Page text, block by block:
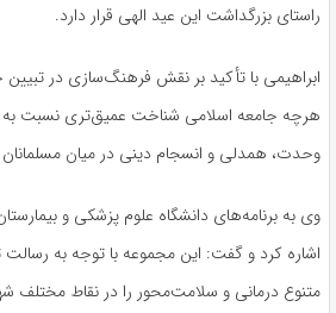
راستای بزرگداشت این عید الهی قرار دارد.
ابراهیمی با تأکید بر نقش فرهنگ‌سازی در تبیین
هرچه جامعه اسلامی شناخت عمیق‌تری نسبت به
وحدت، همدلی و انسجام دینی در میان
وی به برنامه‌های دانشگاه علوم پزشکی و
اشاره کرد و گفت: این مجموعه با توجه به
متنوع درمانی و سلامت‌محور را در نقاط مختلف